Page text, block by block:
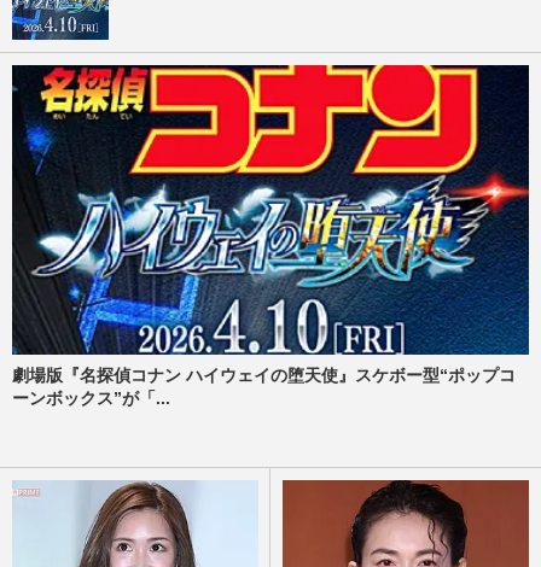
劇場版『名探偵コナン ハイウェイの堕天使』スケボー型“ポップコ
ーンボックス”が「...